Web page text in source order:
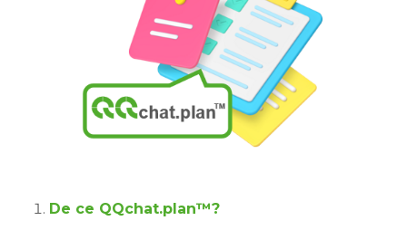
De ce QQchat.plan™?